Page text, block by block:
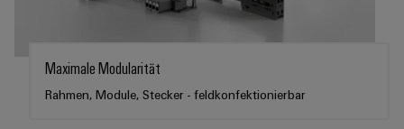
Maximale Modularität
Rahmen, Module, Stecker - feldkonfektionierbar